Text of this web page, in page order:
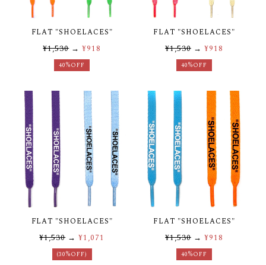
FLAT "SHOELACES"
¥1,530→¥918
40%OFF
FLAT "SHOELACES"
¥1,530→ ¥918
40%OFF
FLAT "SHOELACES"
¥1,530→¥1,071
(30%OFF)
FLAT "SHOELACES"
¥1,530→ ¥918
40%OFF